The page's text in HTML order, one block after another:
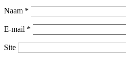
Naam *
E-mail *
Site